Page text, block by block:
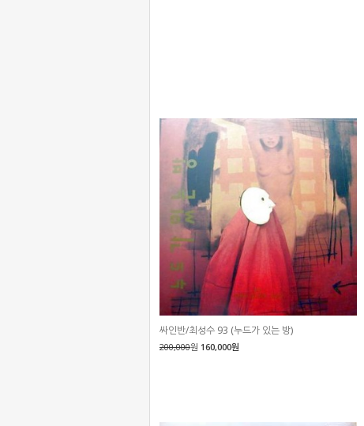
싸인반/최성수 93 (누드가 있는 방)
200,000원 160,000원